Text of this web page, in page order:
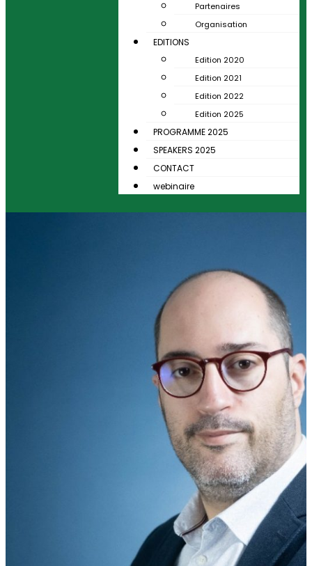
Partenaires
Organisation
EDITIONS
Edition 2020
Edition 2021
Edition 2022
Edition 2025
PROGRAMME 2025
SPEAKERS 2025
CONTACT
webinaire